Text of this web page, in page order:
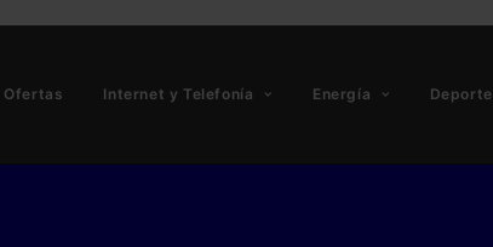
Ofertas Internet y Telefonía Energía Deporte